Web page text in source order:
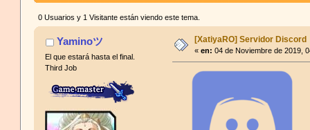
0 Usuarios y 1 Visitante están viendo este tema.
Yaminoツ
El que estará hasta el final.
Third Job
[XatiyaRO] Servidor Discord
«en: 04 de Noviembre de 2019,